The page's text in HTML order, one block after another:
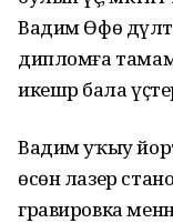
Вадим Өфө
дипломға
икешәр бала
Вадим уҡыу
өсөн лазер
гравировка